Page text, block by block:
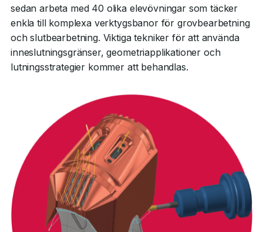
sedan arbeta med 40 olika elevövningar som täcker
enkla till komplexa verktygsbanor för grovbearbetning
och slutbearbetning. Viktiga tekniker för att använda
inneslutningsgränser, geometriapplikationer och
lutningsstrategier kommer att behandlas.